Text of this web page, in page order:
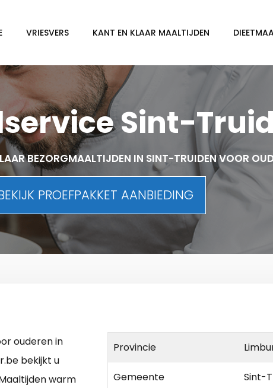
VRIESVERS KANT EN KLAAR MAALTIJDEN
Sint-
BEZORGMAALTIJDEN IN SINT-TRUIDEN VOOR
PROEFPAKKET AANBIEDING
ouderen in
bekijkt u
warm
Provincie
Gemeente Sint-